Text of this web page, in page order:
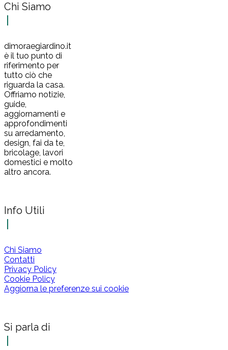
Chi Siamo
dimoraegiardino.it
è il tuo punto di
riferimento per
tutto ciò che
riguarda la casa.
Offriamo notizie,
guide,
aggiornamenti e
approfondimenti
su arredamento,
design, fai da te,
bricolage, lavori
domestici e molto
altro ancora.
Info Utili
Chi Siamo
Contatti
Privacy Policy
Cookie Policy
Aggiorna le preferenze sui cookie
Si parla di